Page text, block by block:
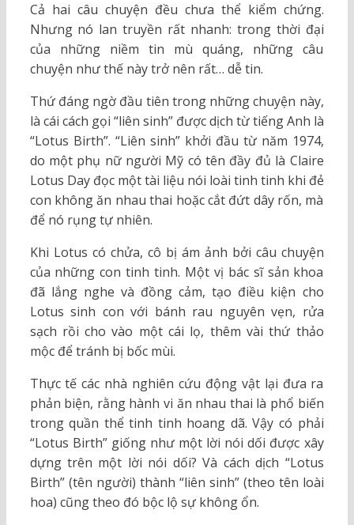
Cả hai câu chuyện đều chưa thể kiểm chứng.
Nhưng nó lan truyền rất nhanh: trong thời đại
của những niềm tin mù quáng, những câu
chuyện như thế này trở nên rất… dễ tin.
Thứ đáng ngờ đầu tiên trong những chuyện này,
là cái cách gọi “liên sinh” được dịch từ tiếng Anh là
“Lotus Birth”. “Liên sinh” khởi đầu từ năm 1974,
do một phụ nữ người Mỹ có tên đầy đủ là Claire
Lotus Day đọc một tài liệu nói loài tinh tinh khi đẻ
con không ăn nhau thai hoặc cắt đứt dây rốn, mà
để nó rụng tự nhiên.
Khi Lotus có chửa, cô bị ám ảnh bởi câu chuyện
của những con tinh tinh. Một vị bác sĩ sản khoa
đã lắng nghe và đồng cảm, tạo điều kiện cho
Lotus sinh con với bánh rau nguyên vẹn, rửa
sạch rồi cho vào một cái lọ, thêm vài thứ thảo
mộc để tránh bị bốc mùi.
Thực tế các nhà nghiên cứu động vật lại đưa ra
phản biện, rằng hành vi ăn nhau thai là phổ biến
trong quần thể tinh tinh hoang dã. Vậy có phải
“Lotus Birth” giống như một lời nói dối được xây
dựng trên một lời nói dối? Và cách dịch “Lotus
Birth” (tên người) thành “liên sinh” (theo tên loài
hoa) cũng theo đó bộc lộ sự không ổn.